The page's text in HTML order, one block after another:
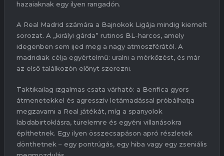
hazaiaknak egy ilyen rangadón.
A Real Madrid számára a Bajnokok Ligája mindig kiemelt
sorozat. A „királyi gárda” rutinos BL-harcos, amely
idegenben sem ijed meg a nagy atmoszférától. A
madridiak célja egyértelmű: uralni a mérkőzést, és már
az első találkozón előnyt szerezni.
Taktikailag izgalmas csata várható: a Benfica gyors
átmenetekkel és agresszív letámadással próbálhatja
megzavarni a Real játékát, míg a spanyolok
labdabirtoklásra, türelemre és egyéni villanásokra
építhetnek. Egy ilyen összecsapáson apró részletek
dönthetnek – egy pontrúgás, egy hiba vagy egy zseniális